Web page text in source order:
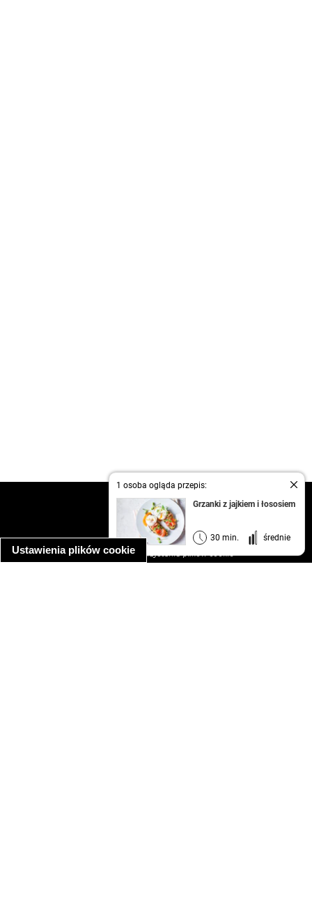
Ustawienia plików cookie
1 osoba ogląda przepis:
Grzanki z jajkiem i łososiem
30 min. średnie
kontakt
regulamin
informacja o prywatności
informacja o wykorzystaniu plików cookie